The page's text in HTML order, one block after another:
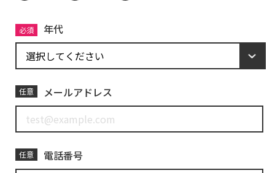
必須 年代
任意 メールアドレス
任意 電話番号